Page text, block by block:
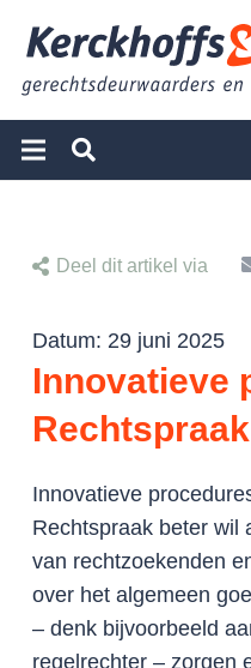
Deel dit artikel via
Datum: 29 juni 2025
Innovatieve
Innovatieve
Rechtspraak beter wil
van rechtzoekenden
over het algemeen
– denk bijvoorbeeld
regelrechter – zorgen